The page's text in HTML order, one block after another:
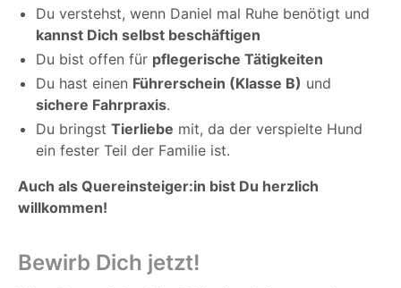
Du verstehst, wenn Daniel mal Ruhe benötigt und
kannst Dich selbst beschäftigen
Du bist offen für pflegerische Tätigkeiten
Du hast einen Führerschein (Klasse B) und
sichere Fahrpraxis.
Du bringst Tierliebe mit, da der verspielte Hund
ein fester Teil der Familie ist.
Auch als Quereinsteiger:in bist Du herzlich
willkommen!
Bewirb Dich jetzt!